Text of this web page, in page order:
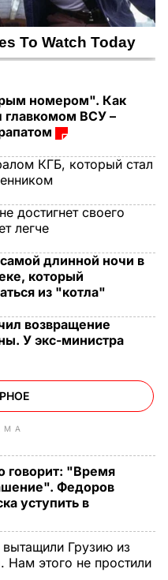
номером". Как
главкомом ВСУ –
КГБ, который стал
достигнет своего
легче
длинной ночи в
который
из "котла"
возвращение
У экс-министра
говорит: "Время
Федоров
уступить в
Грузию из
Нам этого не простили